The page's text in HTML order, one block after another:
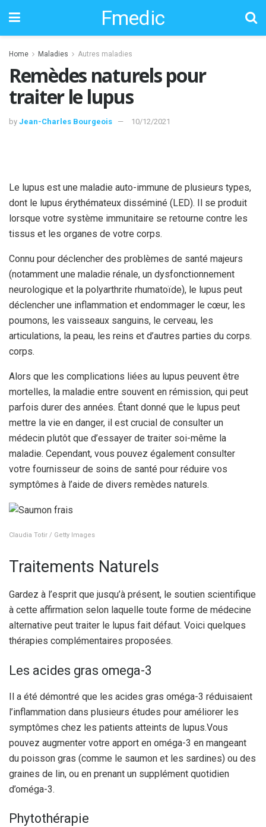
Fmedic
Home Maladies Autres maladies
Remèdes naturels pour
traiter le lupus
by Jean-Charles Bourgeois 10/12/2021
Le lupus est une maladie auto-immune de plusieurs types,
dont le lupus érythémateux disséminé (LED). Il se produit
lorsque votre système immunitaire se retourne contre les
tissus et les organes de votre corps.
Connu pour déclencher des problèmes de santé majeurs
(notamment une maladie rénale, un dysfonctionnement
neurologique et la polyarthrite rhumatoïde), le lupus peut
déclencher une inflammation et endommager le cœur, les
poumons, les vaisseaux sanguins, le cerveau, les
articulations, la peau, les reins et d’autres parties du corps.
corps.
Alors que les complications liées au lupus peuvent être
mortelles, la maladie entre souvent en rémission, qui peut
parfois durer des années. Étant donné que le lupus peut
mettre la vie en danger, il est crucial de consulter un
médecin plutôt que d’essayer de traiter soi-même la
maladie. Cependant, vous pouvez également consulter
votre fournisseur de soins de santé pour réduire vos
symptômes à l’aide de divers remèdes naturels.
Claudia Totir / Getty Images
Traitements Naturels
Gardez à l’esprit que jusqu’à présent, le soutien scientifique
à cette affirmation selon laquelle toute forme de médecine
alternative peut traiter le lupus fait défaut. Voici quelques
thérapies complémentaires proposées.
Les acides gras omega-3
Il a été démontré que les acides gras oméga-3 réduisaient
l’inflammation dans plusieurs études pour améliorer les
symptômes chez les patients atteints de lupus.Vous
pouvez augmenter votre apport en oméga-3 en mangeant
du poisson gras (comme le saumon et les sardines) ou des
graines de lin, ou en prenant un supplément quotidien
d’oméga-3.
Phytothérapie